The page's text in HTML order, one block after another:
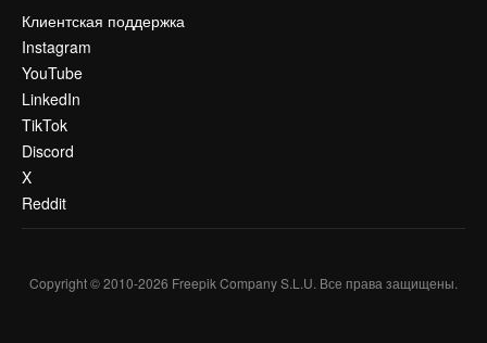
Клиентская поддержка
Instagram
YouTube
LinkedIn
TikTok
Discord
X
Reddit
Copyright © 2010-2026 Freepik Company S.L.U. Все права защищены.